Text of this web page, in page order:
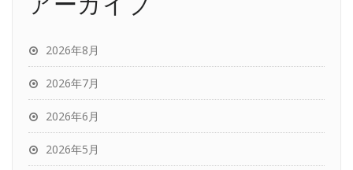
2026年8月
2026年7月
2026年6月
2026年5月